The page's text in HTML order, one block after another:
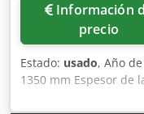
Información de
precio
Estado: usado, Año
1350 mm Espesor de
Frecuencia de